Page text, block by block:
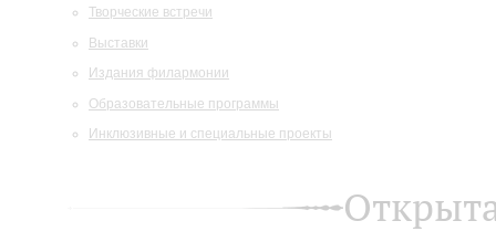
Творческие встречи
Выставки
Издания филармонии
Образовательные программы
Инклюзивные и специальные проекты